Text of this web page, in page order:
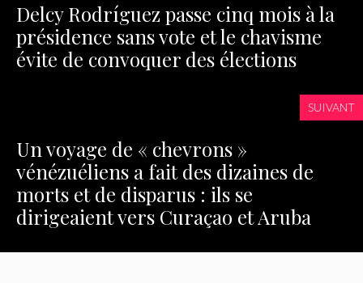
Delcy Rodríguez passe cinq mois à la
présidence sans vote et le chavisme
évite de convoquer des élections
SUIVANT
Un voyage de « chevrons »
vénézuéliens a fait des dizaines de
morts et de disparus : ils se
dirigeaient vers Curaçao et Aruba